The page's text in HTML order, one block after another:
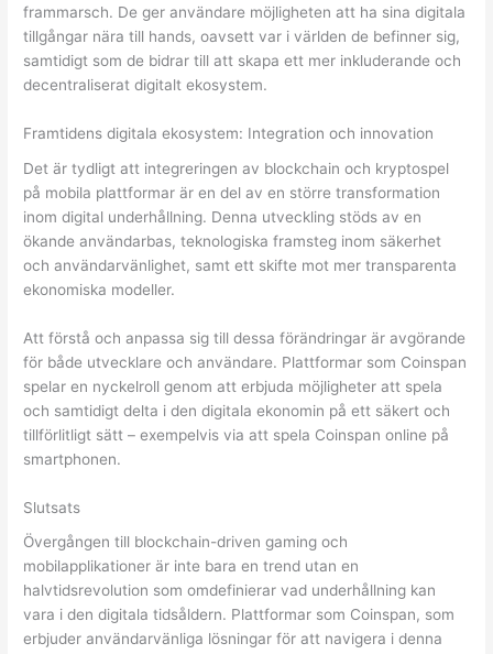
frammarsch. De ger användare möjligheten att ha sina digitala
tillgångar nära till hands, oavsett var i världen de befinner sig,
samtidigt som de bidrar till att skapa ett mer inkluderande och
decentraliserat digitalt ekosystem.
Framtidens digitala ekosystem: Integration och innovation
Det är tydligt att integreringen av blockchain och kryptospel
på mobila plattformar är en del av en större transformation
inom digital underhållning. Denna utveckling stöds av en
ökande användarbas, teknologiska framsteg inom säkerhet
och användarvänlighet, samt ett skifte mot mer transparenta
ekonomiska modeller.
Att förstå och anpassa sig till dessa förändringar är avgörande
för både utvecklare och användare. Plattformar som Coinspan
spelar en nyckelroll genom att erbjuda möjligheter att spela
och samtidigt delta i den digitala ekonomin på ett säkert och
tillförlitligt sätt – exempelvis via att spela Coinspan online på
smartphonen.
Slutsats
Övergången till blockchain-driven gaming och
mobilapplikationer är inte bara en trend utan en
halvtidsrevolution som omdefinierar vad underhållning kan
vara i den digitala tidsåldern. Plattformar som Coinspan, som
erbjuder användarvänliga lösningar för att navigera i denna